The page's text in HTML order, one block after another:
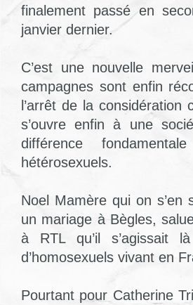
finalement passé en
janvier dernier.
C’est une nouvelle
campagnes sont enfin
l’arrêt de la considération
s’ouvre enfin à une
différence
hétérosexuels.
Noel Mamère qui on s’en
un mariage à Bègles,
à RTL qu’il s’agissait
d’homosexuels vivant en
Pourtant pour Catherine